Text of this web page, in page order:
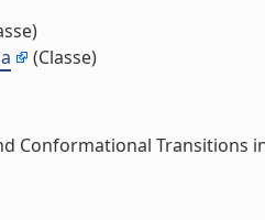
(Classe)
Conformational Transitions